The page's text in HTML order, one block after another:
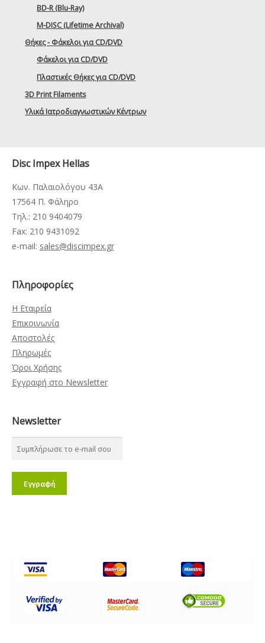
BD-R (Blu-Ray)
M-DISC (Lifetime Archival)
Θήκες - Φάκελοι για CD/DVD
Φάκελοι για CD/DVD
Πλαστικές Θήκες για CD/DVD
3D Print Filaments
Υλικά Ιατροδιαγνωστικών Κέντρων
Disc Impex Hellas
Κων. Παλαιολόγου 43Α
17564 Π. Φάληρο
Τηλ.: 210 9404079
Fax: 210 9431092
e-mail: sales@discimpex.gr
Πληροφορίες
Η Εταιρεία
Επικοινωνία
Αποστολές
Πληρωμές
Όροι Χρήσης
Εγγραφή στο Newsletter
Newsletter